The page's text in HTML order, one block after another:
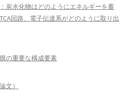
炭水化物はどのようにエネルギーを蓄
回路、電子伝達系がどのように取り出
の重要な構成要素
文）